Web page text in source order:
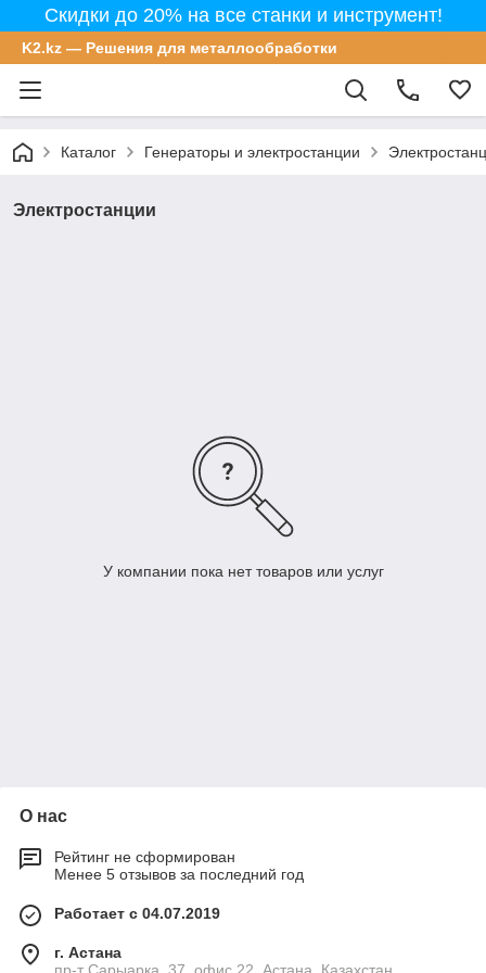
Скидки до 20% на все станки и инструмент!
K2.kz — Решения для металлообработки
Каталог Генераторы и электростанции
Электростанции
У компании пока нет товаров или услуг
О нас
Рейтинг не сформирован
Менее 5 отзывов за последний год
Работает с 04.07.2019
г. Астана